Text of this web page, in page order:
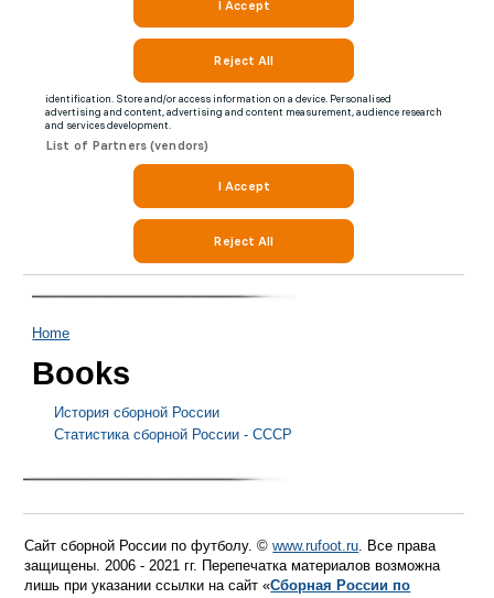
Home
Books
История сборной России
Статистика сборной России - СССР
Сайт сборной России по футболу. ©www.rufoot.ru. Все права
защищены. 2006 - 2021 гг. Перепечатка материалов возможна
лишь при указании ссылки на сайт «Сборная России по